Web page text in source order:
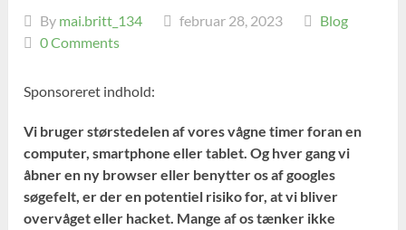
By mai.britt_134 februar 28, 2023
Blog
0 Comments
Sponsoreret indhold:
Vi bruger størstedelen af vores vågne timer foran en
computer, smartphone eller tablet. Og hver gang vi
åbner en ny browser eller benytter os af googles
søgefelt, er der en potentiel risiko for, at vi bliver
overvåget eller hacket. Mange af os tænker ikke